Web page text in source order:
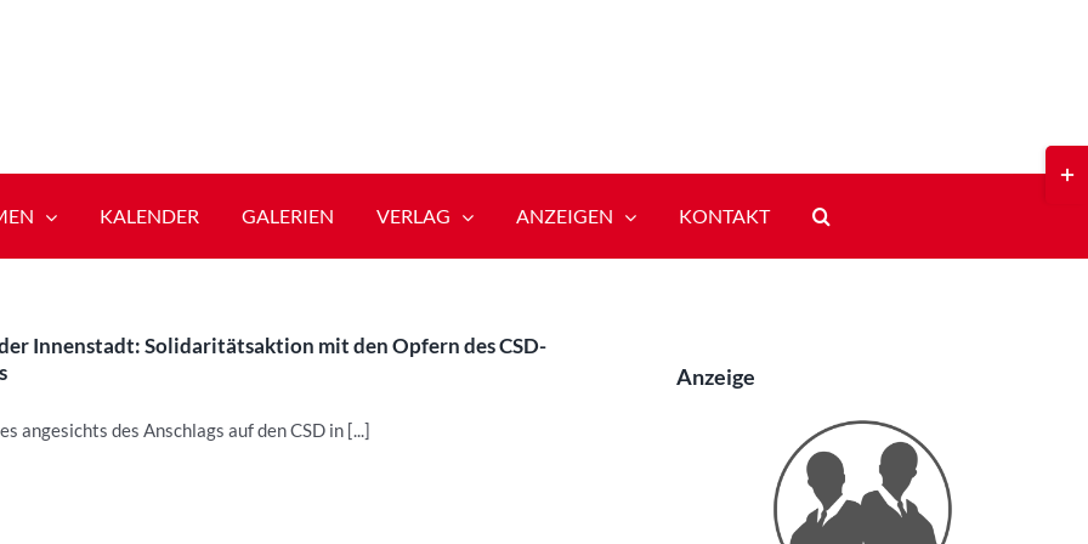
KALENDER GALERIEN VERLAG ANZEIGEN KONTAKT
Innenstadt: Solidaritätsaktion mit den Opfern des CSD-
angesichts des Anschlags auf den CSD in [...]
Anzeige